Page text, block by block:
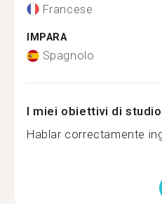
Francese
IMPARA
Spagnolo
I miei obiettivi di studio
Hablar correctamente